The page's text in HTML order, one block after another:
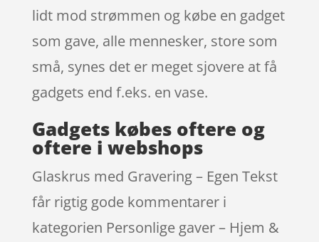
lidt mod strømmen og købe en gadget
som gave, alle mennesker, store som
små, synes det er meget sjovere at få
gadgets end f.eks. en vase.
Gadgets købes oftere og
oftere i webshops
Glaskrus med Gravering – Egen Tekst
får rigtig gode kommentarer i
kategorien Personlige gaver – Hjem &